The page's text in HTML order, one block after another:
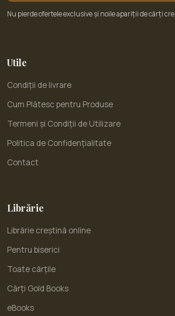
Nu pierde ofertele exclusive și noile apariții de cărți
Utile
Condiții de livrare
Cum Plătesc pentru Produse
Termeni și Condiții de Utilizare
Politica de Confidențialitate
Contact
Librărie
Librărie creștină online
Pentru biserici
Toate cărțile
Cărți Gold Books
eBooks